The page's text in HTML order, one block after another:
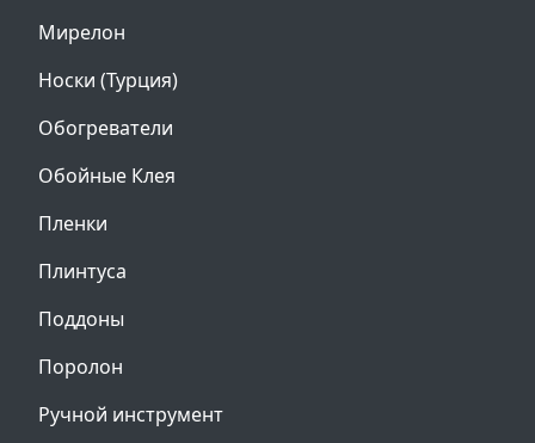
Мирелон
Носки (Турция)
Обогреватели
Обойные Клея
Пленки
Плинтуса
Поддоны
Поролон
Ручной инструмент